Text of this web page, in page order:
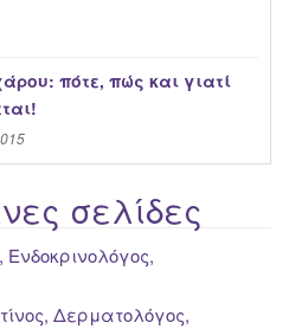
πότε, πώς και γιατί
σελίδες
Δερματολόγος,